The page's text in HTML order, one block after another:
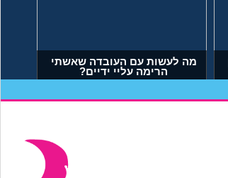
מה לעשות עם העובדה שאשתי
הרימה עליי ידיים?